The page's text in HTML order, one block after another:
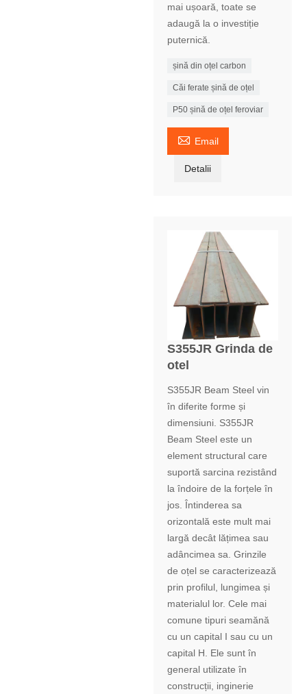
mai ușoară, toate se
adaugă la o investiție
puternică.
șină din oțel carbon
Căi ferate șină de oțel
P50 șină de oțel feroviar
 Email
Detalii
S355JR Grinda de
otel
S355JR Beam Steel vin
în diferite forme și
dimensiuni. S355JR
Beam Steel este un
element structural care
suportă sarcina rezistând
la îndoire de la forțele în
jos. Întinderea sa
orizontală este mult mai
largă decât lățimea sau
adâncimea sa. Grinzile
de oțel se caracterizează
prin profilul, lungimea și
materialul lor. Cele mai
comune tipuri seamănă
cu un capital I sau cu un
capital H. Ele sunt în
general utilizate în
construcții, inginerie